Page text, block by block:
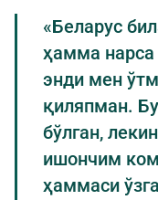
«Беларус
ҳамма
энди мен
қиляпман.
бўлган,
ишончим
ҳаммаси